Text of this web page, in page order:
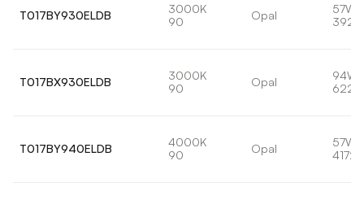
T017BY930ELDB
3000K
90
Opal
57W
T017BX930ELDB
3000K
90
Opal
94W
T017BY940ELDB
4000K
90
Opal
57W